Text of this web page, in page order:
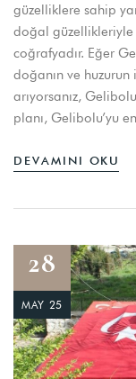
güzelliklere sahip
doğal
coğrafyadır. Eğer
doğanın ve
arıyorsanız,
planı, Gelibolu’yu
DEVAMINI OKU
28
MAY 25